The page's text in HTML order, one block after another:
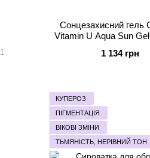
Сонцезахисний гель
Vitamin U Aqua Sun
1 134 грн
КУПЕРОЗ
ПІГМЕНТАЦІЯ
ВІКОВІ ЗМІНИ
ТЬМЯНІСТЬ, НЕРІВНИЙ ТОН
1